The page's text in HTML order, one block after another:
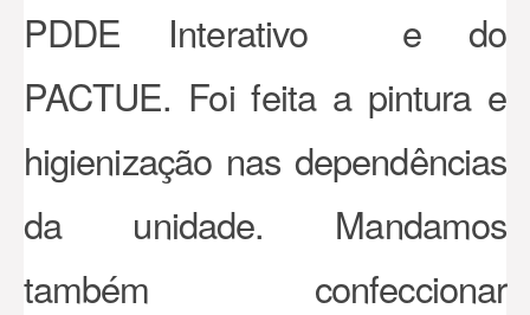
PDDE Interativo e do
PACTUE. Foi feita a pintura e
higienização nas dependências
da unidade. Mandamos
também confeccionar